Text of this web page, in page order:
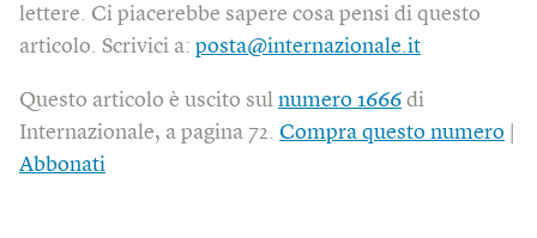
lettere. Ci piacerebbe sapere cosa pensi di questo
articolo. Scrivici a: posta@internazionale.it
Questo articolo è uscito sul numero 1666 di
Internazionale, a pagina 72. Compra questo numero
Abbonati